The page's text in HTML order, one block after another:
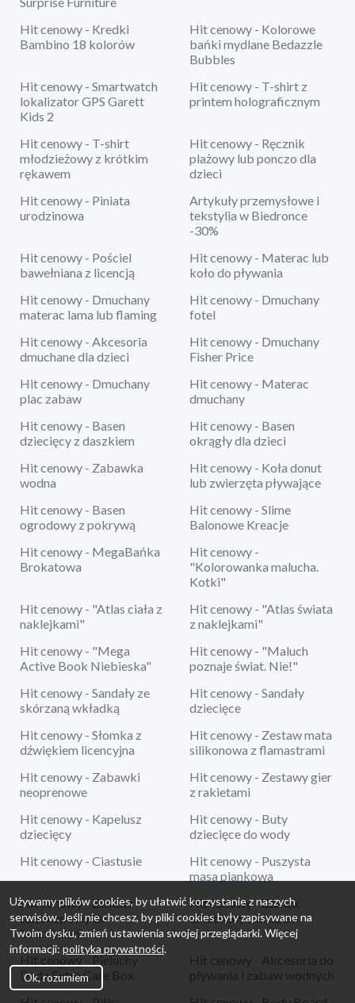
Hit cenowy - Kredki
Bambino 18 kolorów
Hit cenowy - Kolorowe
bańki mydlane Bedazzle
Bubbles
Hit cenowy - Smartwatch
lokalizator GPS Garett
Kids 2
Hit cenowy - T-shirt z
printem holograficznym
Hit cenowy - T-shirt
młodzieżowy z krótkim
rękawem
Hit cenowy - Ręcznik
plażowy lub ponczo dla
dzieci
Hit cenowy - Piniata
urodzinowa
Artykuły przemysłowe i
tekstylia w Biedronce
-30%
Hit cenowy - Pościel
bawełniana z licencją
Hit cenowy - Materac lub
koło do pływania
Hit cenowy - Dmuchany
materac lama lub flaming
Hit cenowy - Dmuchany
fotel
Hit cenowy - Akcesoria
dmuchane dla dzieci
Hit cenowy - Dmuchany
Fisher Price
Hit cenowy - Dmuchany
plac zabaw
Hit cenowy - Materac
dmuchany
Hit cenowy - Basen
dziecięcy z daszkiem
Hit cenowy - Basen
okrągły dla dzieci
Hit cenowy - Zabawka
wodna
Hit cenowy - Koła donut
lub zwierzęta pływające
Hit cenowy - Basen
ogrodowy z pokrywą
Hit cenowy - Slime
Balonowe Kreacje
Hit cenowy - MegaBańka
Brokatowa
Hit cenowy -
"Kolorowanka malucha.
Kotki"
Hit cenowy - "Atlas ciała z
naklejkami"
Hit cenowy - "Atlas świata
z naklejkami"
Hit cenowy - "Mega
Active Book Niebieska"
Hit cenowy - "Maluch
poznaje świat. Nie!"
Hit cenowy - Sandały ze
skórzaną wkładką
Hit cenowy - Sandały
dziecięce
Hit cenowy - Słomka z
dźwiękiem licencyjna
Hit cenowy - Zestaw mata
silikonowa z flamastrami
Hit cenowy - Zabawki
neoprenowe
Hit cenowy - Zestawy gier
z rakietami
Hit cenowy - Kapelusz
dziecięcy
Hit cenowy - Buty
dziecięce do wody
Hit cenowy - Ciastusie
Hit cenowy - Puszysta
masa piankowa
Hit cenowy - Zestaw
teleskopowy do
badmintona
Hit cenowy - Zamek
dmuchany z koszem
Hit cenowy - Pieluchy
Dada Extra Care Box
Hit cenowy - Akcesoria do
pływania i zabaw wodnych
Używamy plików cookies, by ułatwić korzystanie z naszych
serwisów. Jeśli nie chcesz, by pliki cookies były zapisywane na
Twoim dysku, zmień ustawienia swojej przeglądarki. Więcej
informacji: polityka prywatności.
Ok, rozumiem